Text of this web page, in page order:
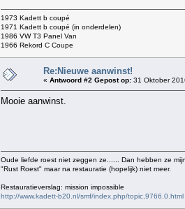
1973 Kadett b coupé
1971 Kadett b coupé (in onderdelen)
1986 VW T3 Panel Van
1966 Rekord C Coupe
Re:Nieuwe aanwinst!
« Antwoord #2 Gepost op: 31 Oktober
Mooie aanwinst.
Oude liefde roest niet zeggen ze...... Dan hebben ze
"Rust Roest" maar na restauratie (hopelijk) niet meer.
Restauratieverslag: mission impossible
http://www.kadett-b20.nl/smf/index.php/topic,9766.0.html